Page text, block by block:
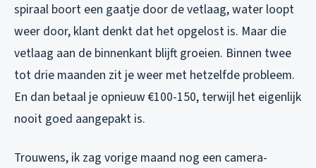
spiraal boort een gaatje door de vetlaag, water loopt
weer door, klant denkt dat het opgelost is. Maar die
vetlaag aan de binnenkant blijft groeien. Binnen twee
tot drie maanden zit je weer met hetzelfde probleem.
En dan betaal je opnieuw €100-150, terwijl het eigenlijk
nooit goed aangepakt is.
Trouwens, ik zag vorige maand nog een camera-